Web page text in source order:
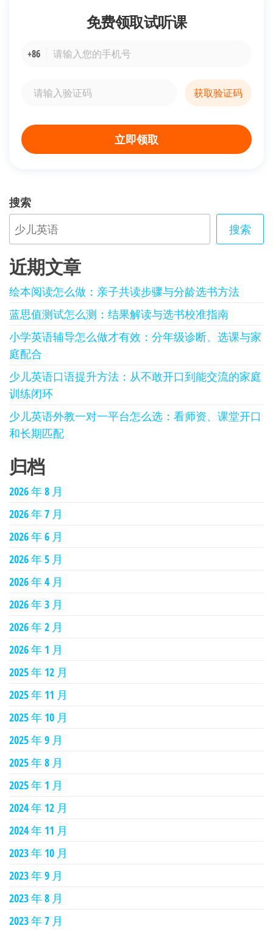
免费领取试听课
+86
获取验证码
立即领取
搜索
搜索
近期文章
绘本阅读怎么做：亲子共读步骤与分龄选书方法
蓝思值测试怎么测：结果解读与选书校准指南
小学英语辅导怎么做才有效：分年级诊断、选课与家
庭配合
少儿英语口语提升方法：从不敢开口到能交流的家庭
训练闭环
少儿英语外教一对一平台怎么选：看师资、课堂开口
和长期匹配
归档
2026 年 8 月
2026 年 7 月
2026 年 6 月
2026 年 5 月
2026 年 4 月
2026 年 3 月
2026 年 2 月
2026 年 1 月
2025 年 12 月
2025 年 11 月
2025 年 10 月
2025 年 9 月
2025 年 8 月
2025 年 1 月
2024 年 12 月
2024 年 11 月
2023 年 10 月
2023 年 9 月
2023 年 8 月
2023 年 7 月